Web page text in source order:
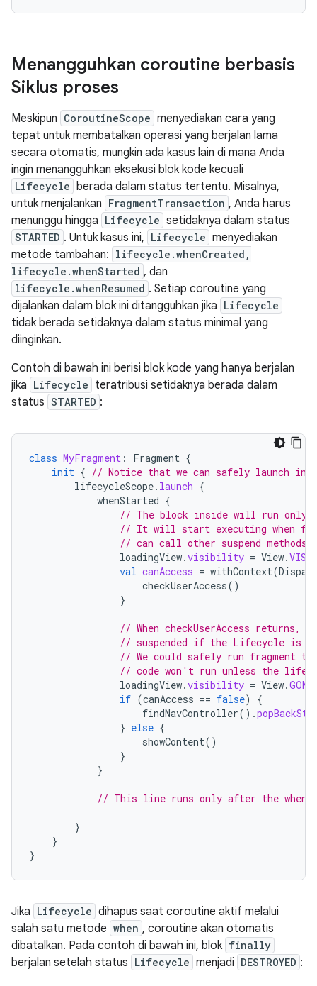
Menangguhkan coroutine berbasis
Siklus proses
Meskipun CoroutineScope menyediakan cara yang
tepat untuk membatalkan operasi yang berjalan lama
secara otomatis, mungkin ada kasus lain di mana Anda
ingin menangguhkan eksekusi blok kode kecuali
Lifecycle berada dalam status tertentu. Misalnya,
untuk menjalankan FragmentTransaction , Anda harus
menunggu hingga Lifecycle setidaknya dalam status
STARTED . Untuk kasus ini, Lifecycle menyediakan
metode tambahan: lifecycle.whenCreated,
lifecycle.whenStarted , dan
lifecycle.whenResumed . Setiap coroutine yang
dijalankan dalam blok ini ditangguhkan jika Lifecycle
tidak berada setidaknya dalam status minimal yang
diinginkan.
Contoh di bawah ini berisi blok kode yang hanya berjalan
jika Lifecycle teratribusi setidaknya berada dalam
status STARTED :
class MyFragment : Fragment {
init { // Notice that we can safely launch in
lifecycleScope. launch {
whenStarted {
// The block inside will run only
// It will start executing when
// can call other suspend methods.
loadingView.visibility = View.
val canAccess = withContext(
checkUserAccess()
}
// When checkUserAccess
// suspended if the Lifecycle is
// We could safely run fragment
// code won't run unless the
loadingView.visibility = View.GONE
if (canAccess == false)
{
findNavController().
} else {
showContent()
}
}
// This line runs only after the
}
}
}
Jika Lifecycle dihapus saat coroutine aktif melalui
salah satu metode when , coroutine akan otomatis
dibatalkan. Pada contoh di bawah ini, blok finally
berjalan setelah status Lifecycle menjadi DESTROYED :